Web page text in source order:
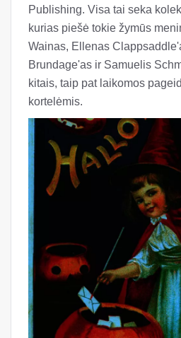
Publishing. Visa tai seka
kurias piešė tokie žymūs
Wainas, Ellenas
Brundage'as ir Samuelis
kitais, taip pat laikomos
kortelėmis.